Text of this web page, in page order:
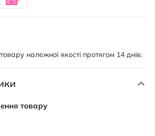
належної якості протягом 14 днів.